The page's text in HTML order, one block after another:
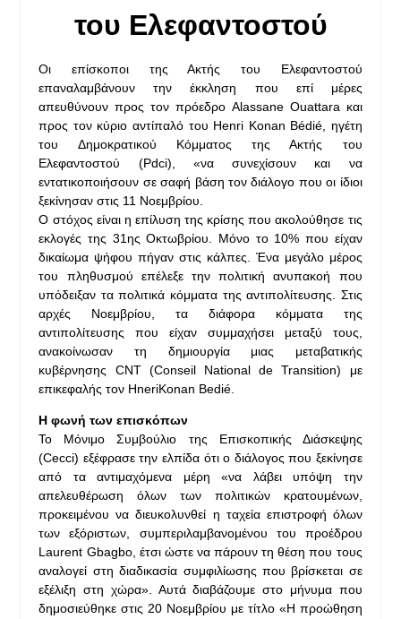
του Ελεφαντοστού
Οι επίσκοποι της Ακτής του Ελεφαντοστού
επαναλαμβάνουν την έκκληση που επί μέρες
απευθύνουν προς τον πρόεδρο Alassane Ouattara και
προς τον κύριο αντίπαλό του Henri Konan Bédié, ηγέτη
του Δημοκρατικού Κόμματος της Ακτής του
Ελεφαντοστού (Pdci), «να συνεχίσουν και να
εντατικοποιήσουν σε σαφή βάση τον διάλογο που οι ίδιοι
ξεκίνησαν στις 11 Νοεμβρίου.
Ο στόχος είναι η επίλυση της κρίσης που ακολούθησε τις
εκλογές της 31ης Οκτωβρίου. Μόνο το 10% που είχαν
δικαίωμα ψήφου πήγαν στις κάλπες. Ένα μεγάλο μέρος
του πληθυσμού επέλεξε την πολιτική ανυπακοή που
υπόδειξαν τα πολιτικά κόμματα της αντιπολίτευσης. Στις
αρχές Νοεμβρίου, τα διάφορα κόμματα της
αντιπολίτευσης που είχαν συμμαχήσει μεταξύ τους,
ανακοίνωσαν τη δημιουργία μιας μεταβατικής
κυβέρνησης CNT (Conseil National de Transition) με
επικεφαλής τον HneriKonan Bedié.
Η φωνή των επισκόπων
Το Μόνιμο Συμβούλιο της Επισκοπικής Διάσκεψης
(Cecci) εξέφρασε την ελπίδα ότι ο διάλογος που ξεκίνησε
από τα αντιμαχόμενα μέρη «να λάβει υπόψη την
απελευθέρωση όλων των πολιτικών κρατουμένων,
προκειμένου να διευκολυνθεί η ταχεία επιστροφή όλων
των εξόριστων, συμπεριλαμβανομένου του προέδρου
Laurent Gbagbo, έτσι ώστε να πάρουν τη θέση που τους
αναλογεί στη διαδικασία συμφιλίωσης που βρίσκεται σε
εξέλιξη στη χώρα». Αυτά διαβάζουμε στο μήνυμα που
δημοσιεύθηκε στις 20 Νοεμβρίου με τίτλο «Η προώθηση